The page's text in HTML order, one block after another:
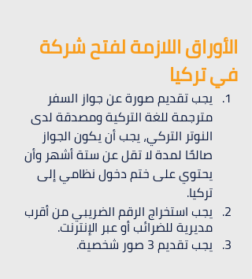
الأوراق اللازمة لفتح شركة
في تركيا
يجب تقديم صورة عن جواز السفر
مترجمة للغة التركية ومصدقة لدى
النوتر التركي، يجب أن يكون الجواز
صالحًا لمدة لا تقل عن ستة أشهر وأن
يحتوي على ختم دخول نظامي إلى
تركيا.
يجب استخراج الرقم الضريبي من أقرب
مديرية للضرائب أو عبر الإنترنت.
يجب تقديم 3 صور شخصية.